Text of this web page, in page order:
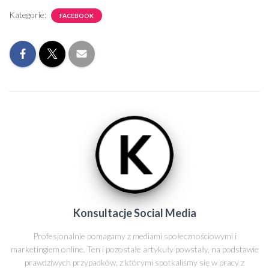
Kategorie: FACEBOOK
Konsultacje Social Media
Profesjonalnie pomagamy z mediami społecznościowymi i
marketingiem online. Ten i pozostałe artykuły powstały, na podstawie
prawdziwych przypadków, z którymi spotkaliśmy się w pracy z